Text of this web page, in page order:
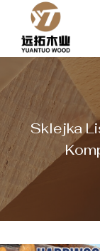
Przejdź
treści
Sklejka